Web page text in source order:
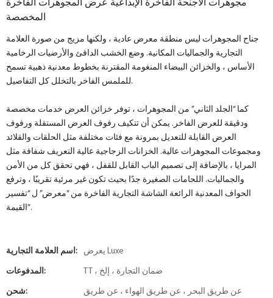
المخصصة
جناح المجوهرات ليس منطقة معرض عادية ، ولكنها مزيج من صورة العلامة
التجارية والجماليات المكانية. وضع الخشب الدافئ والأرضيات الرخامية
الأساس ، والخزائن البيضاء المنغومة المقترنة بخطوط معدنية ذهبية تسمح
للملمس الفاخر بالتخلل كل التفاصيل.
كما “الجلد الثاني” من المجوهرات ، توفر خزائن العرض خدمات مخصصة
ودقيقة للعرض الفاخر. يمكن أن تتكيف رفوف العرض المستقلة ورفوف
العرض القابلة للتعديل بمرونة مع فئات مختلفة مثل الحلقات والقلائد
ومجموعات المجوهرات عالية. الخزانات الزجاجية عالية التعريف شفافة مثل
المرايا ، بالإضافة إلى تصميم الباب القابل للقفل ، فهي تحقق كل من الأمن
والجماليات. اللحامات الصغيرة جدًا بحيث تكون غير مرئية تقريبًا ، وترفع
الحواف المعدنية الرائعة الشاشة التجارية الفاخرة من “معرض” ل “تفسير
القيمة”.
اسم العلامة التجارية: يعرض Luxe
المدفوعات: TT ، ضمان التجارة ، إلخ
شحن:
عن طريق البحر ، عن طريق الهواء ، عن طريق